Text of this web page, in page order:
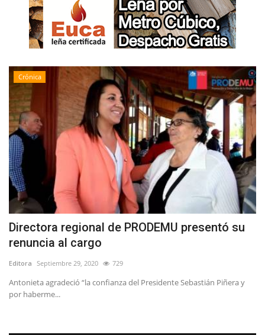
Crónica
Directora regional de PRODEMU presentó su
renuncia al cargo
Editora Septiembre 29, 2020 729
Antonieta agradeció “la confianza del Presidente Sebastián Piñera y
por haberme...